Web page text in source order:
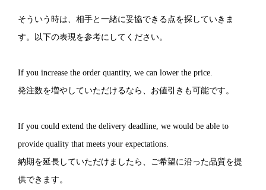
そういう時は、相手と一緒に妥協できる点を探していきま
す。以下の表現を参考にしてください。
If you increase the order quantity, we can lower the price.
発注数を増やしていただけるなら、お値引きも可能です。
If you could extend the delivery deadline, we would be able to
provide quality that meets your expectations.
納期を延長していただけましたら、ご希望に沿った品質を提
供できます。